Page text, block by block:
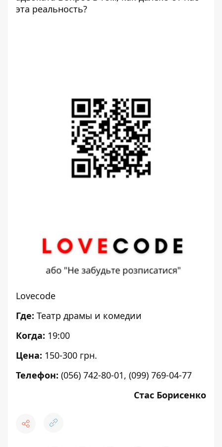
эта реальность?
Lovecode
Где: Театр драмы и комедии
Когда: 19:00
Цена: 150-300 грн.
Телефон: (056) 742-80-01, (099) 769-04-77
Стас Борисенко